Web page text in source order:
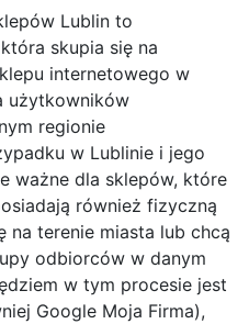
Lublin to
skupia się na
internetowego w
użytkowników
regionie
w Lublinie i jego
ważne dla sklepów, które
również fizyczną
na terenie miasta lub chcą
odbiorców w danym
w tym procesie jest
Google Moja Firma),